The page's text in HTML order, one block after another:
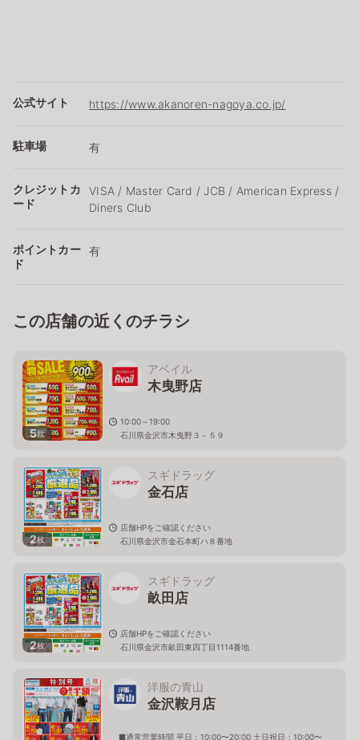
公式サイト https://www.akanoren-nagoya.co.jp/
駐車場 有
クレジットカ
ード
VISA / Master Card / JCB / American Express /
Diners Club
ポイントカー
ド
有
この店舗の近くのチラシ
5枚
アベイル
木曳野店
10:00～19:00
石川県金沢市木曳野３－５９
2枚
スギドラッグ
金石店
店舗HPをご確認ください
石川県金沢市金石本町ハ８番地
2枚
スギドラッグ
畝田店
店舗HPをご確認ください
石川県金沢市畝田東四丁目1114番地
洋服の青山
金沢鞍月店
■通常営業時間 平日：10:00〜20:00 土日祝日：10:00〜